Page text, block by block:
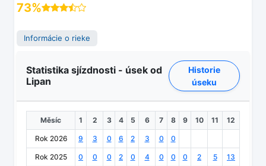
73%
Informácie o rieke
Statistika sjízdnosti - úsek od
Lipan
Historie
úseku
Měsíc 1 2 3 4 5 6 7 8 9 10 11 12
Rok 2026 9 3 0 6 2 3 0 0
Rok 2025 0 0 0 2 0 4 0 0 0 2 5 13